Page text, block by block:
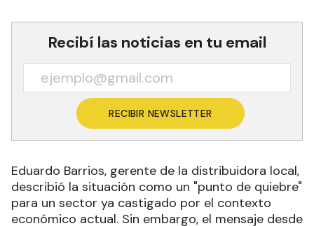
Recibí las noticias en tu email
RECIBIR NEWSLETTER
Eduardo Barrios, gerente de la distribuidora local,
describió la situación como un "punto de quiebre"
para un sector ya castigado por el contexto
económico actual. Sin embargo, el mensaje desde